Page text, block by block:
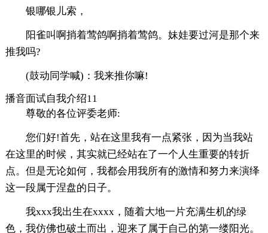
银哪银儿索，
阳雀叫啊捎着莺鸽啊捎着莺鸽。妹娃要过河是那个来
推我吗?
(鼓动同学喊)：我来推你嘛!
播音面试自我介绍11
尊敬的各位评委老师:
您们好!首先，站在这里我有一点紧张，因为当我站
在这里的时候，其实就已经站在了一个人生重要的转折
点。但是无论如何，我都会用我所有的激情和努力来演绎
这一段属于涅盘的日子。
我xxx我出生在xxxx，随着大地一片充满生机的绿
色，我仿佛也破土而出，迎来了属于自己的第一缕阳光。